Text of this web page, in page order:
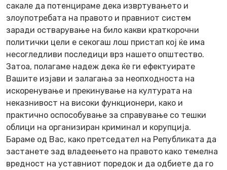
сакале да потенцираме дека извртувањето и
злоупотребата на правото и правниот систем
заради остварување на било какви краткорочни
политички цели е секогаш лош пристап кој ќе има
несогледливи последици врз нашето општество.
Затоа, полагаме надеж дека ќе ги ефектуирате
Вашите изјави и залагања за неопходноста на
искоренување и прекинување на културата на
неказнивост на високи функционери, како и
практично оспособување за справување со тешки
облици на организиран криминал и корупција.
Бараме од Вас, како претседател на Републиката да
застанете зад владеењето на правото како темелна
вредност на уставниот поредок и да одбиете да го